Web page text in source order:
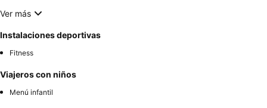
Ver más
Instalaciones deportivas
Fitness
Viajeros con niños
Menú infantil